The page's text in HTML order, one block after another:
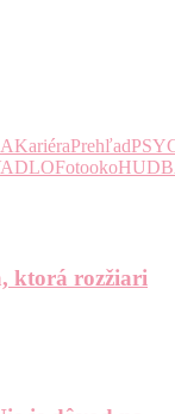
KariéraPrehľad
Fotooko
ktorá rozžiari